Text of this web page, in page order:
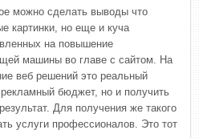
можно сделать выводы что
картинки, но еще и куча
на повышение
машины во главе с сайтом. На
веб решений это реальный
бюджет, но и получить
Для получения же такого
услуги профессионалов. Это тот